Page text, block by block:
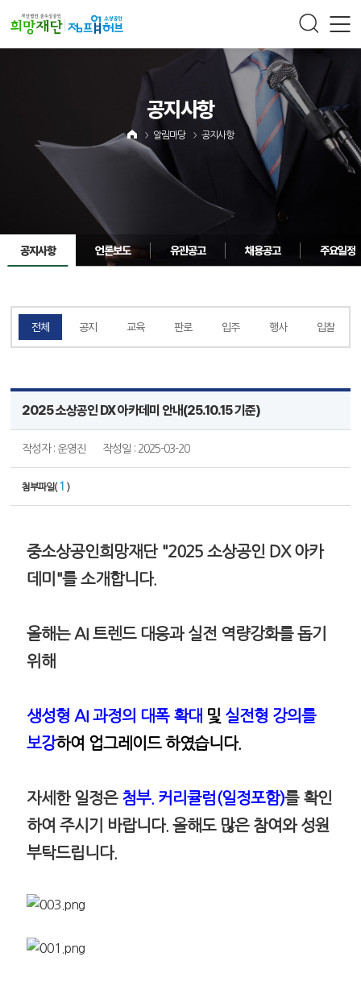
공지사항
알림마당 공지사항
공지사항 언론보도 유관공고 채용공고 주요일정
전체 공지 교육 판로 입주 행사 입찰
2025 소상공인 DX 아카데미 안내(25.10.15 기준)
작성자 : 운영진 작성일 : 2025-03-20
첨부파일( 1 )
중소상공인희망재단 "2025 소상공인 DX 아카
데미"를 소개합니다.
올해는 AI 트렌드 대응과 실전 역량강화를 돕기
위해
생성형AI 과정의 대폭 확대 및 실전형 강의를
보강하여 업그레이드 하였습니다.
자세한 일정은 첨부. 커리큘럼(일정포함)를 확인
하여 주시기 바랍니다.올해도 많은 참여와 성원
부탁드립니다.